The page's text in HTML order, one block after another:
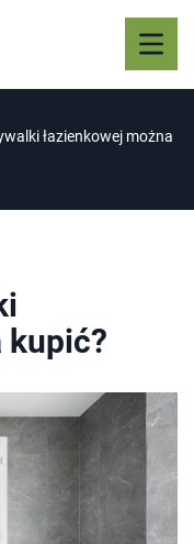
łazienkowej można
kupić?